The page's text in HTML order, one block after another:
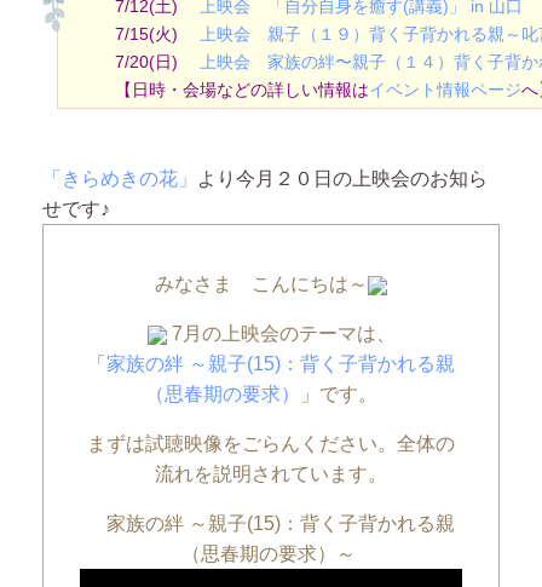
7/12(土) 上映会 「自分自身を癒す(講義)」 in 山口
7/15(火) 上映会 親子（１９）背く子背かれる親～叱
7/20(日) 上映会 家族の絆〜親子（１４）背く子背か
【日時・会場などの詳しい情報はイベント情報ページへ
「きらめきの花」
より今月２０日の上映会のお知ら
せです♪
みなさま こんにちは～
7月の上映会のテーマは
「 家族の絆 ～親子(15)：背く子背かれる親
（思春期の要求）
」です。
まずは試聴映像をごらんください。全体の
流れを説明されています。
家族の絆 ～親子(15)：背く子背かれる親
（思春期の要求）～